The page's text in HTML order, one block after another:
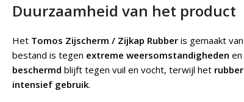
Duurzaamheid van het product
Het Tomos Zijscherm / Zijkap Rubber is gemaakt van
bestand is tegen extreme weersomstandigheden en
beschermd blijft tegen vuil en vocht, terwijl het rubber
intensief gebruik.